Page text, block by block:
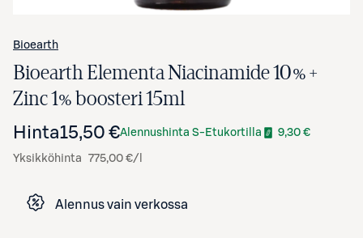
Bioearth
Bioearth Elementa Niacinamide 10% +
Zinc 1% boosteri 15ml
Hinta15,50 €Alennushinta S-Etukortilla 9,30 €
Yksikköhinta 775,00 €/l
Alennus vain verkossa